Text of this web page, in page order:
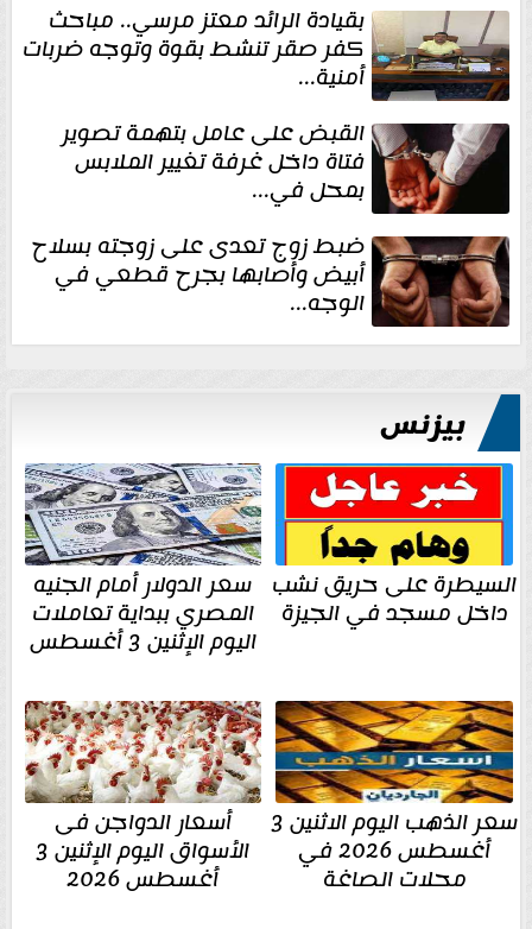
بقيادة الرائد معتز مرسي.. مباحث
كفر صقر تنشط بقوة وتوجه ضربات
أمنية...
القبض على عامل بتهمة تصوير
فتاة داخل غرفة تغيير الملابس
بمحل في...
ضبط زوج تعدى على زوجته بسلاح
أبيض وأصابها بجرح قطعي في
الوجه...
بيزنس
السيطرة على حريق نشب
داخل مسجد في الجيزة
سعر الدولار أمام الجنيه
المصري ببداية تعاملات
اليوم الإثنين 3 أغسطس
سعر الذهب اليوم الاثنين 3
أغسطس 2026 في
محلات الصاغة
أسعار الدواجن فى
الأسواق اليوم الإثنين 3
أغسطس 2026